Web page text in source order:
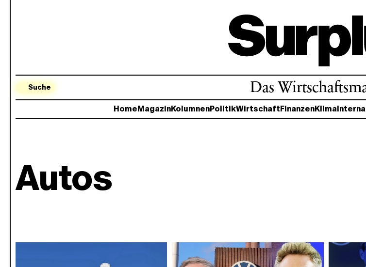
Suche Das
HomeMagazinKolumnenPolitikWirtschaftFinanzenKlima
Autos